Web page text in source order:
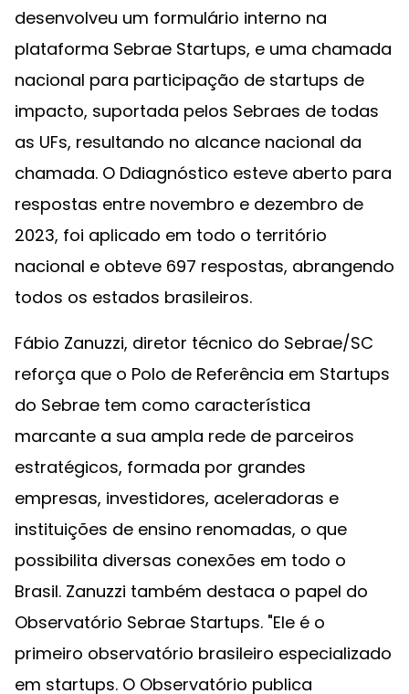
desenvolveu um formulário interno na
plataforma Sebrae Startups, e uma chamada
nacional para participação de startups de
impacto, suportada pelos Sebraes de todas
as UFs, resultando no alcance nacional da
chamada. O Ddiagnóstico esteve aberto para
respostas entre novembro e dezembro de
2023, foi aplicado em todo o território
nacional e obteve 697 respostas, abrangendo
todos os estados brasileiros.
Fábio Zanuzzi, diretor técnico do Sebrae/SC
reforça que o Polo de Referência em Startups
do Sebrae tem como característica
marcante a sua ampla rede de parceiros
estratégicos, formada por grandes
empresas, investidores, aceleradoras e
instituições de ensino renomadas, o que
possibilita diversas conexões em todo o
Brasil. Zanuzzi também destaca o papel do
Observatório Sebrae Startups. "Ele é o
primeiro observatório brasileiro especializado
em startups. O Observatório publica